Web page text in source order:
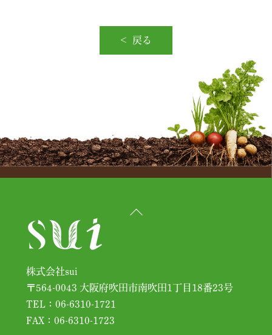
戻る
Back
株式会社sui
〒564-0043 大阪府吹田市南吹田1丁目18番23号
TEL：06-6310-1721
FAX：06-6310-1723